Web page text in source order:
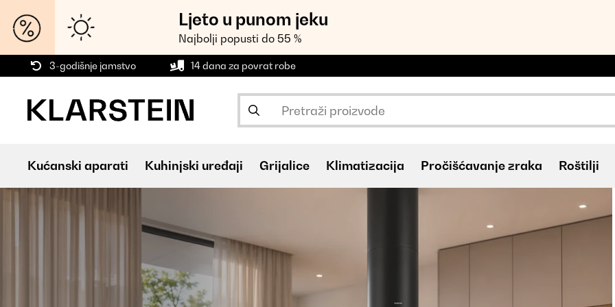
Ljeto u punom jeku
Najbolji popusti do 55 %
3-godišnje jamstvo 14 dana za povrat robe
Kućanski aparati Kuhinjski uređaji Grijalice Klimatizacija Pročišćavanje zraka Roštilji